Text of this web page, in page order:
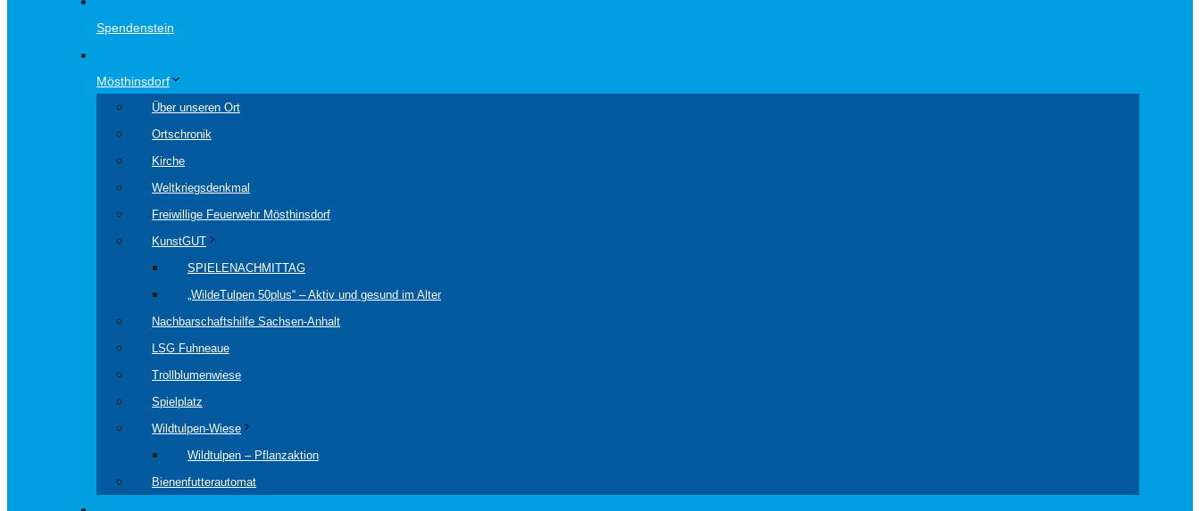
Spendenstein
Mösthinsdorf
Über unseren Ort
Ortschronik
Kirche
Weltkriegsdenkmal
Freiwillige Feuerwehr Mösthinsdorf
KunstGUT
SPIELENACHMITTAG
„WildeTulpen 50plus“ – Aktiv und gesund im Alter
Nachbarschaftshilfe Sachsen-Anhalt
LSG Fuhneaue
Trollblumenwiese
Spielplatz
Wildtulpen-Wiese
Wildtulpen – Pflanzaktion
Bienenfutterautomat